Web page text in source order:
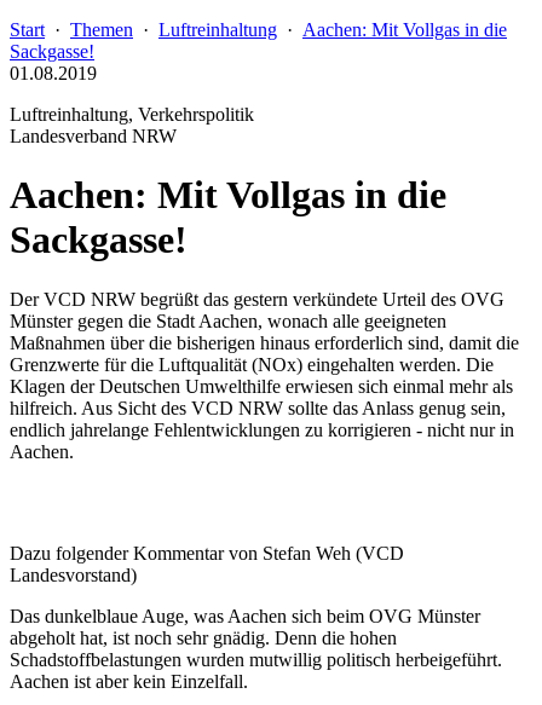
Start · Themen · Luftreinhaltung · Aachen: Mit Vollgas in die
Sackgasse!
01.08.2019
Luftreinhaltung, Verkehrspolitik
Landesverband NRW
Aachen: Mit Vollgas in die
Sackgasse!
Der VCD NRW begrüßt das gestern verkündete Urteil des OVG
Münster gegen die Stadt Aachen, wonach alle geeigneten
Maßnahmen über die bisherigen hinaus erforderlich sind, damit die
Grenzwerte für die Luftqualität (NOx) eingehalten werden. Die
Klagen der Deutschen Umwelthilfe erwiesen sich einmal mehr als
hilfreich. Aus Sicht des VCD NRW sollte das Anlass genug sein,
endlich jahrelange Fehlentwicklungen zu korrigieren - nicht nur in
Aachen.
Dazu folgender Kommentar von Stefan Weh (VCD
Landesvorstand)
Das dunkelblaue Auge, was Aachen sich beim OVG Münster
abgeholt hat, ist noch sehr gnädig. Denn die hohen
Schadstoffbelastungen wurden mutwillig politisch herbeigeführt.
Aachen ist aber kein Einzelfall.